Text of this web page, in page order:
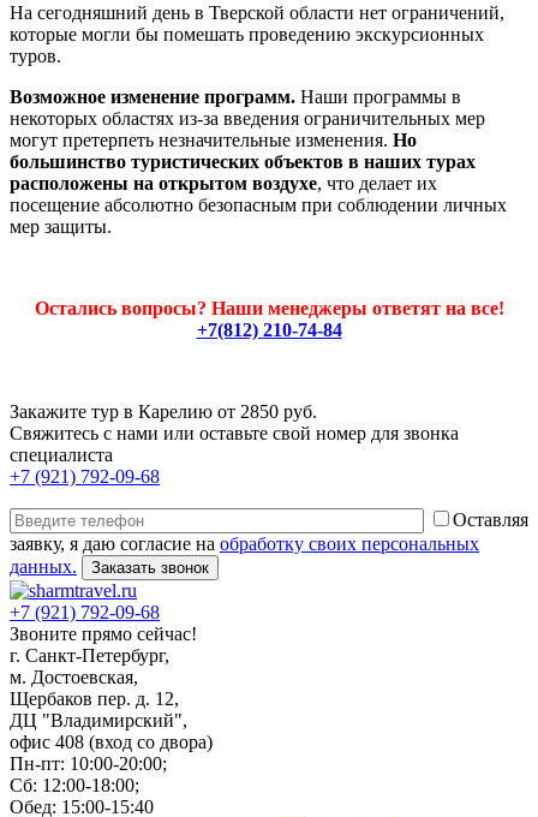
На сегодняшний день в Тверской области нет ограничений,
которые могли бы помешать проведению экскурсионных
туров.
Возможное изменение программ. Наши программы в
некоторых областях из-за введения ограничительных мер
могут претерпеть незначительные изменения. Но
большинство туристических объектов в наших турах
расположены на открытом воздухе, что делает их
посещение абсолютно безопасным при соблюдении личных
мер защиты.
Остались вопросы? Наши менеджеры ответят на все!
+7(812) 210-74-84
Закажите тур в Карелию от 2850 руб.
Свяжитесь с нами или оставьте свой номер для звонка
специалиста
+7 (921) 792-09-68
Оставляя
заявку, я даю согласие на обработку своих персональных
данных.
+7 (921) 792-09-68
Звоните прямо сейчас!
г. Санкт-Петербург,
м. Достоевская,
Щербаков пер. д. 12,
ДЦ "Владимирский",
офис 408 (вход со двора)
Пн-пт: 10:00-20:00;
Сб: 12:00-18:00;
Обед: 15:00-15:40